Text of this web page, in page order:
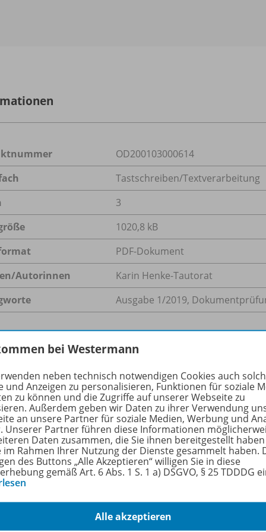
OD200103000614
Tastschreiben/Textverarbeitung
3
1020,8 kB
PDF-Dokument
Autorinnen
Karin Henke-Tautorat
Ausgabe 1/2019,
Theorie und Praxis der
Textverarbeitung
Abonnement für Privatpersonen
bei Westermann
neben technisch notwendigen Cookies auch
und Anzeigen zu personalisieren, Funktionen für soziale
zu können und die Zugriffe auf unserer Webseite zu
Außerdem geben wir Daten zu ihrer Verwendung
an unsere Partner für soziale Medien, Werbung und
Unserer Partner führen diese Informationen
Daten zusammen, die Sie ihnen bereitgestellt
im Rahmen Ihrer Nutzung der Dienste gesammelt haben.
des Buttons „Alle Akzeptieren“ willigen Sie in diese
gemäß Art. 6 Abs. 1 S. 1 a) DSGVO, § 25 TDDDG
Alle akzeptieren